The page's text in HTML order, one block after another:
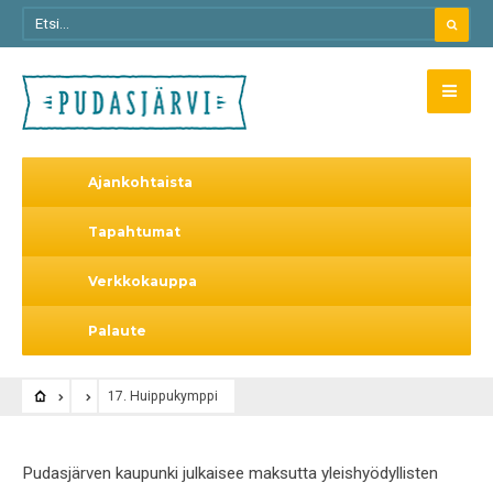
Ajankohtaista
Tapahtumat
Verkkokauppa
Palaute
17. Huippukymppi
Pudasjärven kaupunki julkaisee maksutta yleishyödyllisten